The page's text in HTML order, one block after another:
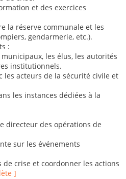
et des exercices
la réserve communale et les
gendarmerie, etc.).
:
les élus, les autorités
institutionnels.
les acteurs de la sécurité civile et
les instances dédiées à la
directeur des opérations de
sur les événements
crise et coordonner les actions
]